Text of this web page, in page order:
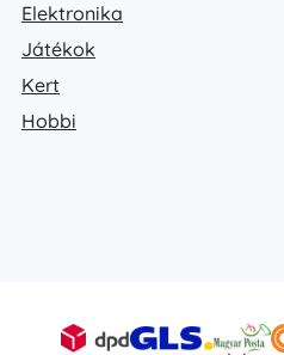
Elektronika
Játékok
Kert
Hobbi